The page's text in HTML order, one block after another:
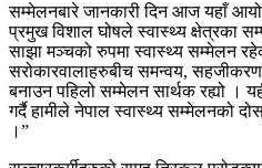
सम्मेलनबारे जानकारी दिन आज यहाँ
प्रमुख विशाल घोषले स्वास्थ्य क्षेत्रका
साझा मञ्चको रुपमा स्वास्थ्य सम्मेलन
सरोकारवालाहरुबीच समन्वय, सहजीकरण
बनाउन पहिलो सम्मेलन सार्थक रह्यो ।
गर्दै हामीले नेपाल स्वास्थ्य सम्मेलनको
।”